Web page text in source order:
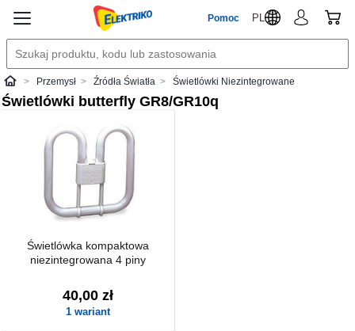
Pomoc PL
ElektrikoPrzemysł Źródła Światła Świetlówki Niezintegrowane
Świetlówki butterfly GR8/GR10q
Świetlówka kompaktowa
niezintegrowana 4 piny
40,00 zł
1 wariant